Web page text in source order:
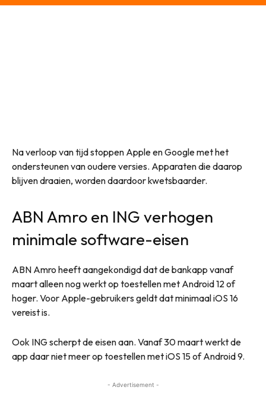
Na verloop van tijd stoppen Apple en Google met het
ondersteunen van oudere versies. Apparaten die daarop
blijven draaien, worden daardoor kwetsbaarder.
ABN Amro en ING verhogen
minimale software-eisen
ABN Amro heeft aangekondigd dat de bankapp vanaf
maart alleen nog werkt op toestellen met Android 12 of
hoger. Voor Apple-gebruikers geldt dat minimaal iOS 16
vereist is.
Ook ING scherpt de eisen aan. Vanaf 30 maart werkt de
app daar niet meer op toestellen met iOS 15 of Android 9.
- Advertisement -